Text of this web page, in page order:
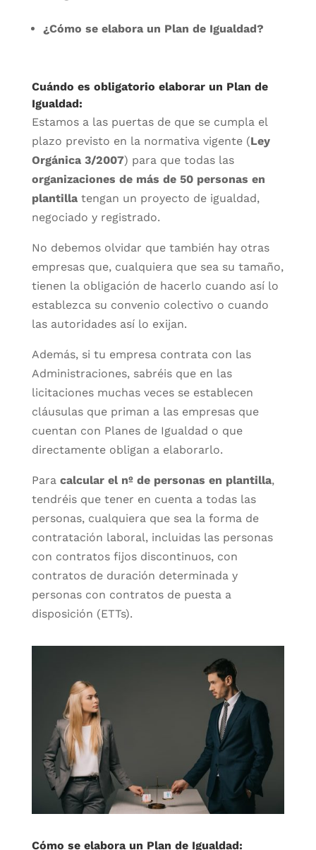
¿Cómo se elabora un Plan de Igualdad?
Cuándo es obligatorio elaborar un Plan de
Igualdad:
Estamos a las puertas de que se cumpla el
plazo previsto en la normativa vigente (Ley
Orgánica 3/2007) para que todas las
organizaciones de más de 50 personas en
plantillatengan un proyecto de igualdad,
negociado y registrado.
No debemos olvidar que también hay otras
empresas que, cualquiera que sea su tamaño,
tienen la obligación de hacerlo cuando así lo
establezca su convenio colectivo o cuando
las autoridades así lo exijan.
Además, si tu empresa contrata con las
Administraciones, sabréis que en las
licitaciones muchas veces se establecen
cláusulas que priman a las empresas que
cuentan con Planes de Igualdad o que
directamente obligan a elaborarlo.
Para calcular el nº de personas en plantilla,
tendréis que tener en cuenta a todas las
personas, cualquiera que sea la forma de
contratación laboral, incluidas las personas
con contratos fijos discontinuos, con
contratos de duración determinada y
personas con contratos de puesta a
disposición (ETTs).
Cómo se elabora un Plan de Igualdad: